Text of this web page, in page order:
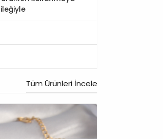
Tüm Ürünleri İncele